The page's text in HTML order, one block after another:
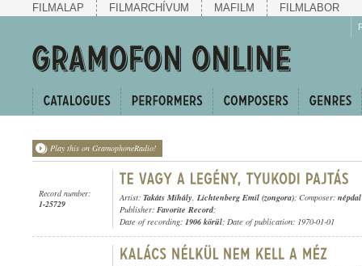
FILMALAP FILMARCHÍVUM MAFILM FILMLABOR
Play this on GramophoneRadio!
Record number:
1-25729
Artist: Takáts Mihály, Lichtenberg Emil (zongora); Composer: népdal
Publisher: Favorite Record;
Date of recording: 1906 körül; Date of publication: 1970-01-01